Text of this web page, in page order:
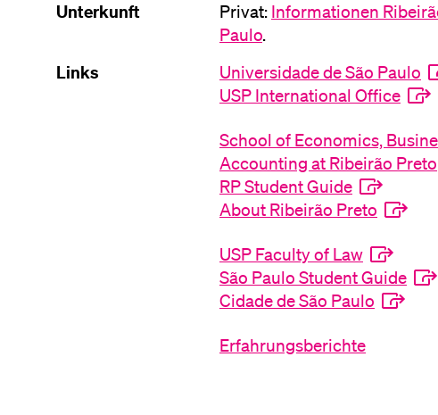
Unterkunft Privat: Informationen
Paulo.
Links
Universidade de São Paulo
USP International Office
School of Economics,
Accounting at Ribeirão Preto
RP Student Guide
About Ribeirão Preto
USP Faculty of Law
São Paulo Student Guide
Cidade de São Paulo
Erfahrungsberichte